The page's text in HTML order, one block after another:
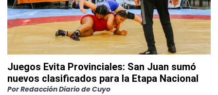
Juegos Evita Provinciales: San Juan sumó
nuevos clasificados para la Etapa Nacional
PorRedacción Diario de Cuyo